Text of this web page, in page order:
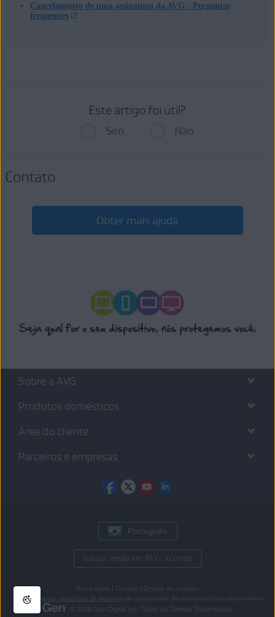
Cancelamento de uma assinatura da AVG - Perguntas
frequentes
Este artigo foi útil?
Sim Não
Contato
Obter mais ajuda
Sobre a AVG
Produtos domésticos
Área do cliente
Parceiros e empresas
Português
Iniciar sessão em AVG Account
Privacidade Cookies
Desistir do contrato
Todas as
marcas comerciais de terceiros
são propriedade de seus respectivos proprietários.
© 2026 Gen Digital Inc. Todos os Direitos Reservados.